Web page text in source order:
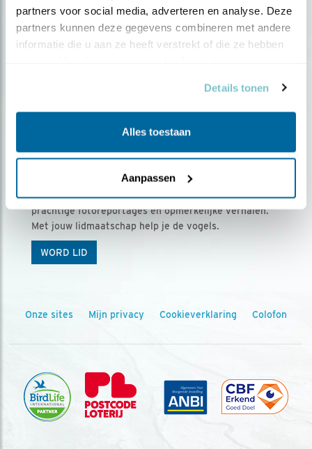
partners voor social media, adverteren en analyse. Deze
partners kunnen deze gegevens combineren met andere
informatie die u aan ze heeft verstrekt of die ze hebben
Details tonen
Alles toestaan
Aanpassen
Ontvang 5 x Vogels voor € 36,00 per jaar
Vogels is het tijdschrift voor onze leden, met
prachtige fotoreportages en opmerkelijke verhalen.
Met jouw lidmaatschap help je de vogels.
WORD LID
Onze sites Mijn privacy Cookieverklaring Colofon